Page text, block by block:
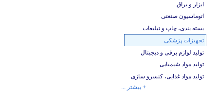
ابزار و یراق
اتوماسیون صنعتی
بسته بندی، چاپ و تبلیغات
تجهیزات پزشکی
تولید لوازم برقی و دیجیتال
تولید مواد شیمیایی
تولید مواد غذایی، کنسرو سازی
+ بیشتر ...